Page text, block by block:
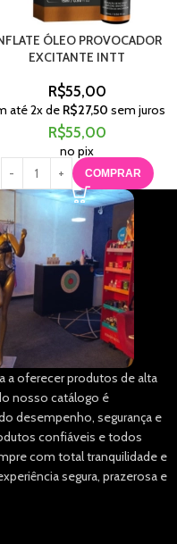
ÓLEO PROVOCADOR
EXCITANTE INTT
R$55,00
até2x de R$27,50 sem juros
R$55,00
no pix
COMPRAR
a oferecer produtos de alta
nosso catálogo é
desempenho, segurança e
confiáveis e todos
com total tranquilidade e
segura, prazerosa e